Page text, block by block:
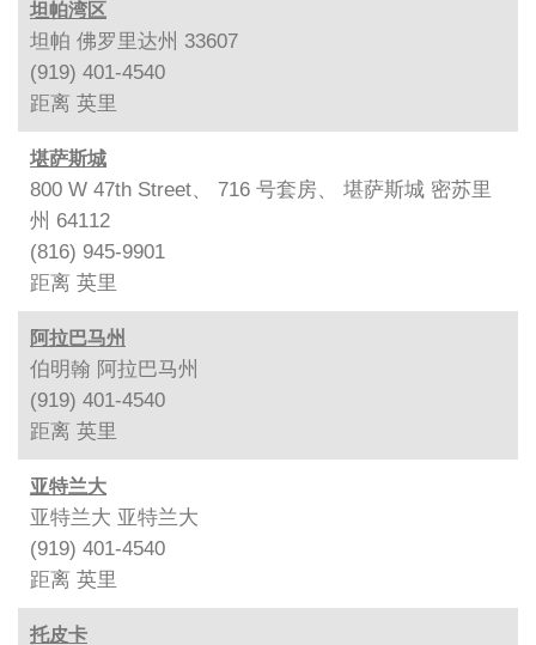
坦帕湾区
坦帕 佛罗里达州 33607
(919) 401-4540
距离 英里
堪萨斯城
800 W 47th Street、 716 号套房、 堪萨斯城 密苏里
州 64112
(816) 945-9901
距离 英里
阿拉巴马州
伯明翰 阿拉巴马州
(919) 401-4540
距离 英里
亚特兰大
亚特兰大 亚特兰大
(919) 401-4540
距离 英里
托皮卡